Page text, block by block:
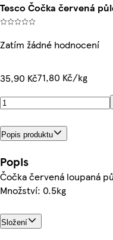
Tesco Čočka červená
Zatím žádné hodnocení
35,90 Kč71,80 Kč/kg
Popis produktu
Popis
Čočka červená loupaná
Množství: 0.5kg
Složení